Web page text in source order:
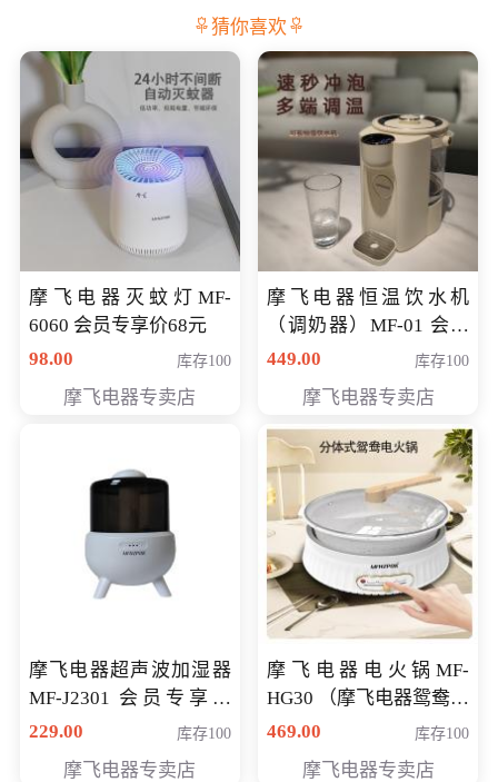
猜你喜欢
摩飞电器灭蚊灯MF-
6060 会员专享价68元
98.00
库存100
摩飞电器专卖店
摩飞电器恒温饮水机
（调奶器）MF-01 会员
专享价366元
449.00 库存100
摩飞电器专卖店
摩飞电器超声波加湿器
MF-J2301 会员专享价
168元
229.00 库存100
摩飞电器专卖店
摩飞电器电火锅MF-
HG30 （摩飞电器鸳鸯锅
MF-HG30 ） 会员专享价
469.00 库存100
摩飞电器专卖店